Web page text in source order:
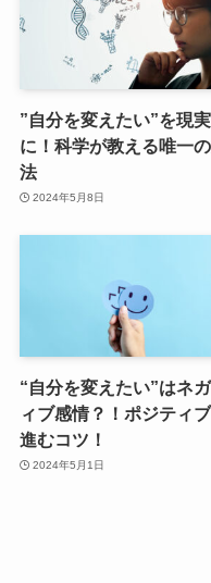
”自分を変えたい”を現実
に！科学が教える唯一
法
2024年5月8日
“自分を変えたい”はネ
ィブ感情？！ポジティ
進むコツ！
2024年5月1日